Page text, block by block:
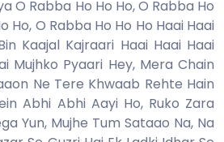
O Rabba Ho Ho Ho, O Rabba Ho
Ho, O Rabba Ho Ho Ho Haai Haai
Kaajal Kajraari Haai Haai Haai
Mujhko Pyaari Hey, Mera Chain
Ne Tere Khwaab Rehte Hain
Abhi Abhi Aayi Ho, Ruko Zara
Yun, Mujhe Tum Sataao Na, Na